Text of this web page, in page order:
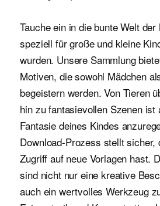
Tauche ein in die bunte Welt
speziell für große und kleine
wurden. Unsere Sammlung
Motiven, die sowohl Mädchen
begeistern werden. Von Tieren
hin zu fantasievollen Szenen ist
Fantasie deines Kindes
Download-Prozess stellt sicher,
Zugriff auf neue Vorlagen hast.
sind nicht nur eine kreative
auch ein wertvolles Werkzeug